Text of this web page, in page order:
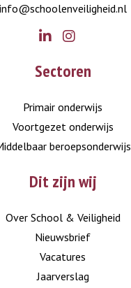
info@schoolenveiligheid.nl
Sectoren
Primair onderwijs
Voortgezet onderwijs
beroepsonderwijs
Dit zijn wij
Over School & Veiligheid
Nieuwsbrief
Vacatures
Jaarverslag